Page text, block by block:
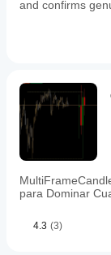
and confirms
para Dominar
4.3 (3)